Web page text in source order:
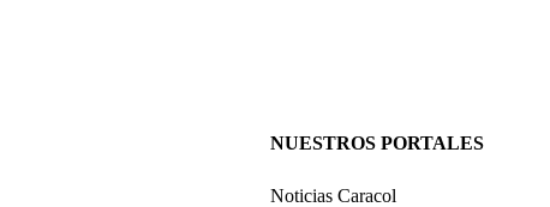
NUESTROS PORTALES
Noticias Caracol